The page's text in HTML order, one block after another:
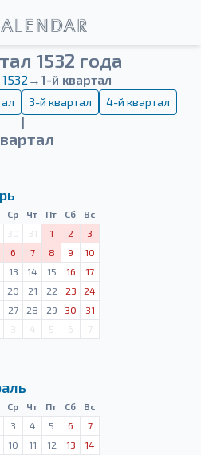
1532 года
→1-й квартал
3-й квартал 4-й квартал
Ⅰ
Ср Чт Пт Сб
Вс
30 31 1 2
3
6 7 8 9
10
13 14 15 16
17
20 21 22 23
24
27 28 29 30
31
3 4 5 6 7
Ср Чт Пт Сб
Вс
3 4 5 6
7
10 11 12 13
14